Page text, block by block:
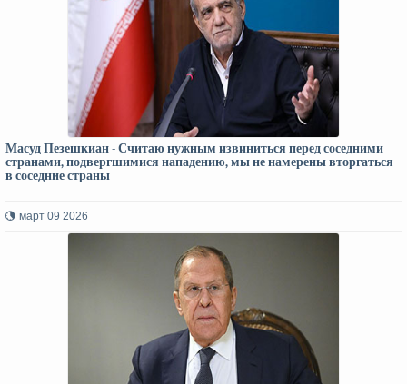
Масуд Пезешкиан - Считаю нужным извиниться перед соседними
странами, подвергшимися нападению, мы не намерены вторгаться
в соседние страны
март 09 2026